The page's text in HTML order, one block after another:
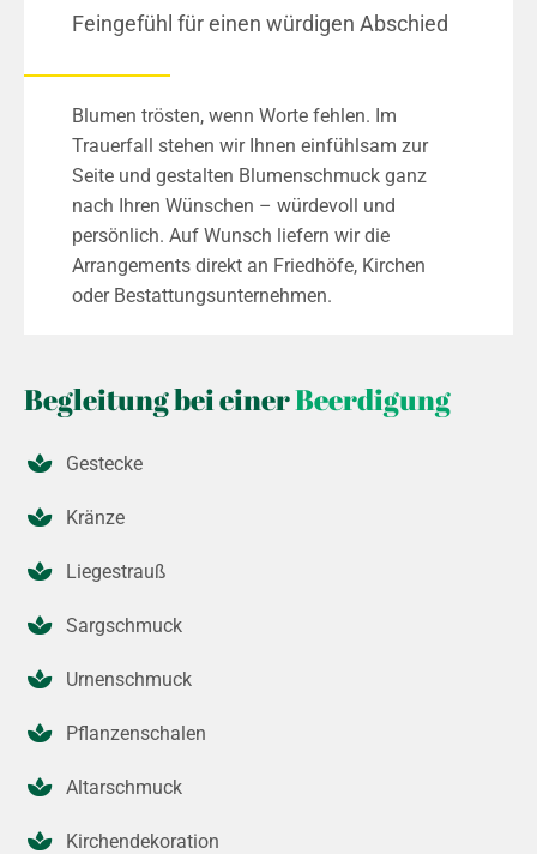
Feingefühl für einen würdigen Abschied
Blumen trösten, wenn Worte fehlen. Im
Trauerfall stehen wir Ihnen einfühlsam zur
Seite und gestalten Blumenschmuck ganz
nach Ihren Wünschen – würdevoll und
persönlich. Auf Wunsch liefern wir die
Arrangements direkt an Friedhöfe, Kirchen
oder Bestattungsunternehmen.
Begleitung bei einerBeerdigung
Gestecke
Kränze
Liegestrauß
Sargschmuck
Urnenschmuck
Pflanzenschalen
Altarschmuck
Kirchendekoration